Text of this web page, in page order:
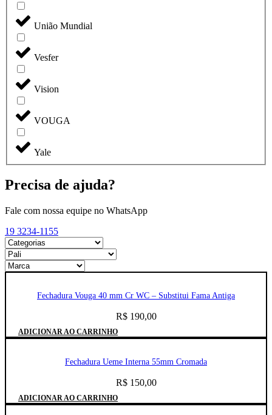
União Mundial
Vesfer
Vision
VOUGA
Yale
Precisa de ajuda?
Fale com nossa equipe no WhatsApp
19 3234-1155
Fechadura Vouga 40 mm Cr WC – Substitui Fama Antiga
R$190,00
ADICIONAR AO CARRINHO
Fechadura Ueme Interna 55mm Cromada
R$150,00
ADICIONAR AO CARRINHO